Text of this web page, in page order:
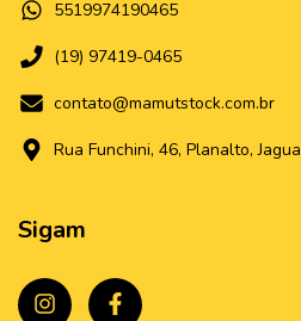
5519974190465
(19) 97419-0465
contato@mamutstock.com.br
Rua Funchini, 46, Planalto,
Sigam